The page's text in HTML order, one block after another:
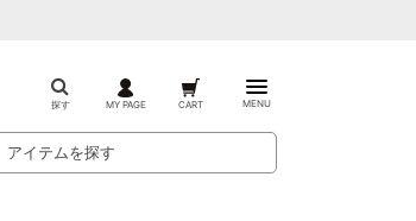
探す MY PAGE CART MENU
アイテムを探す